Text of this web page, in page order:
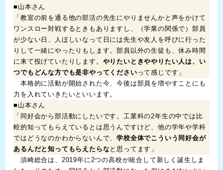
■山本さん
「教室の前を通る他の部活の先生にやりませんかと声をかけて
ワンスロー対戦するときもありますし、（学業の関係で）部員
が少ない日、人ほしいなって日には先生や友人を呼びに行った
りして一緒にやったりもします。部員以外の生徒も、休み時間
に来て投げていたりします。 やりたいときややりたい人は、い
つでもどんな方でも是非やってください って感じです」
本格的に活動が開始された今、今後は部員を増やすことにも
力を入れていきたいといいます。
■山本さん
「同好会から部活動にしたいです。工業科の2年生の中では比
較的知ってもらえているとは思うんですけど、他の学年や学科
ではどうなのかわからないんで、学校全体でこういう同好会が
あるんだと知ってもらえたらなと思ってます」
須崎総合は、2019年に2つの高校が統合して新しく誕生しま